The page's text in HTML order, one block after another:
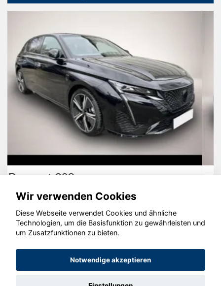
Volkswagen ID. Buzz
© konjunkturmotor.de GmbH 2020 - 2026
Wir verwenden Cookies
Diese Webseite verwendet Cookies und ähnliche
Technologien, um die Basisfunktion zu gewährleisten und
um Zusatzfunktionen zu bieten.
Notwendige akzeptieren